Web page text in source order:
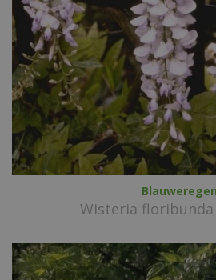
Blauweregen
Wisteria